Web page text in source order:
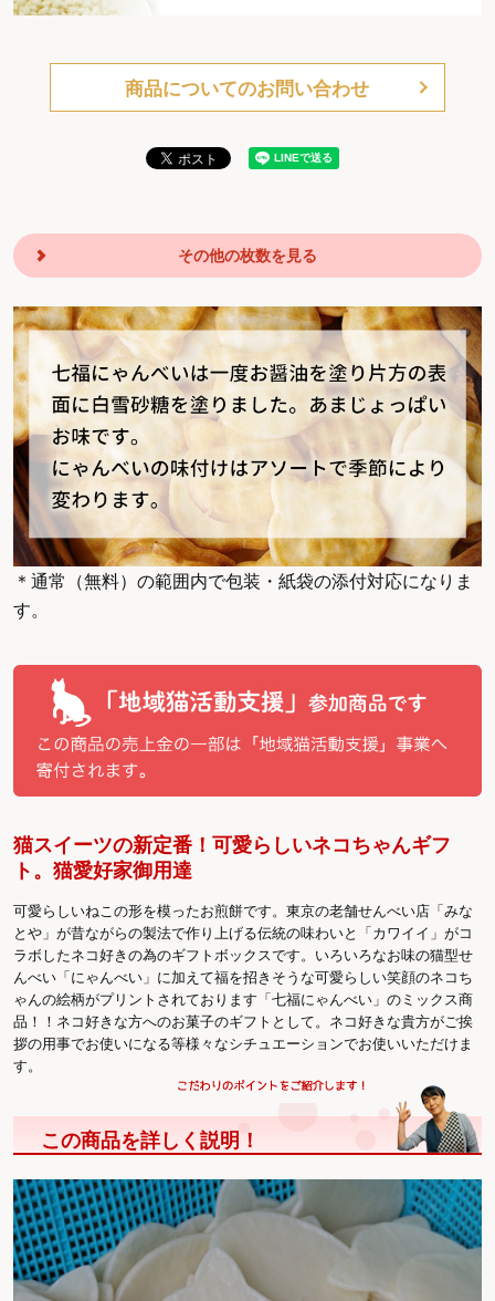
商品についてのお問い合わせ
その他の枚数を見る
＊通常（無料）の範囲内で包装・紙袋の添付対応になりま
す。
猫スイーツの新定番！可愛らしいネコちゃんギフ
ト。猫愛好家御用達
可愛らしいねこの形を模ったお煎餅です。東京の老舗せんべい店「みな
とや」が昔ながらの製法で作り上げる伝統の味わいと「カワイイ」がコ
ラボしたネコ好きの為のギフトボックスです。いろいろなお味の猫型せ
んべい「にゃんべい」に加えて福を招きそうな可愛らしい笑顔のネコち
ゃんの絵柄がプリントされております「七福にゃんべい」のミックス商
品！！ネコ好きな方へのお菓子のギフトとして。ネコ好きな貴方がご挨
拶の用事でお使いになる等様々なシチュエーションでお使いいただけま
す。
この商品を詳しく説明！